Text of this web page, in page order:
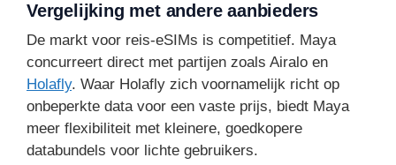
Vergelijking met andere aanbieders
De markt voor reis-eSIMs is competitief. Maya
concurreert direct met partijen zoals Airalo en
Holafly. Waar Holafly zich voornamelijk richt op
onbeperkte data voor een vaste prijs, biedt Maya
meer flexibiliteit met kleinere, goedkopere
databundels voor lichte gebruikers.